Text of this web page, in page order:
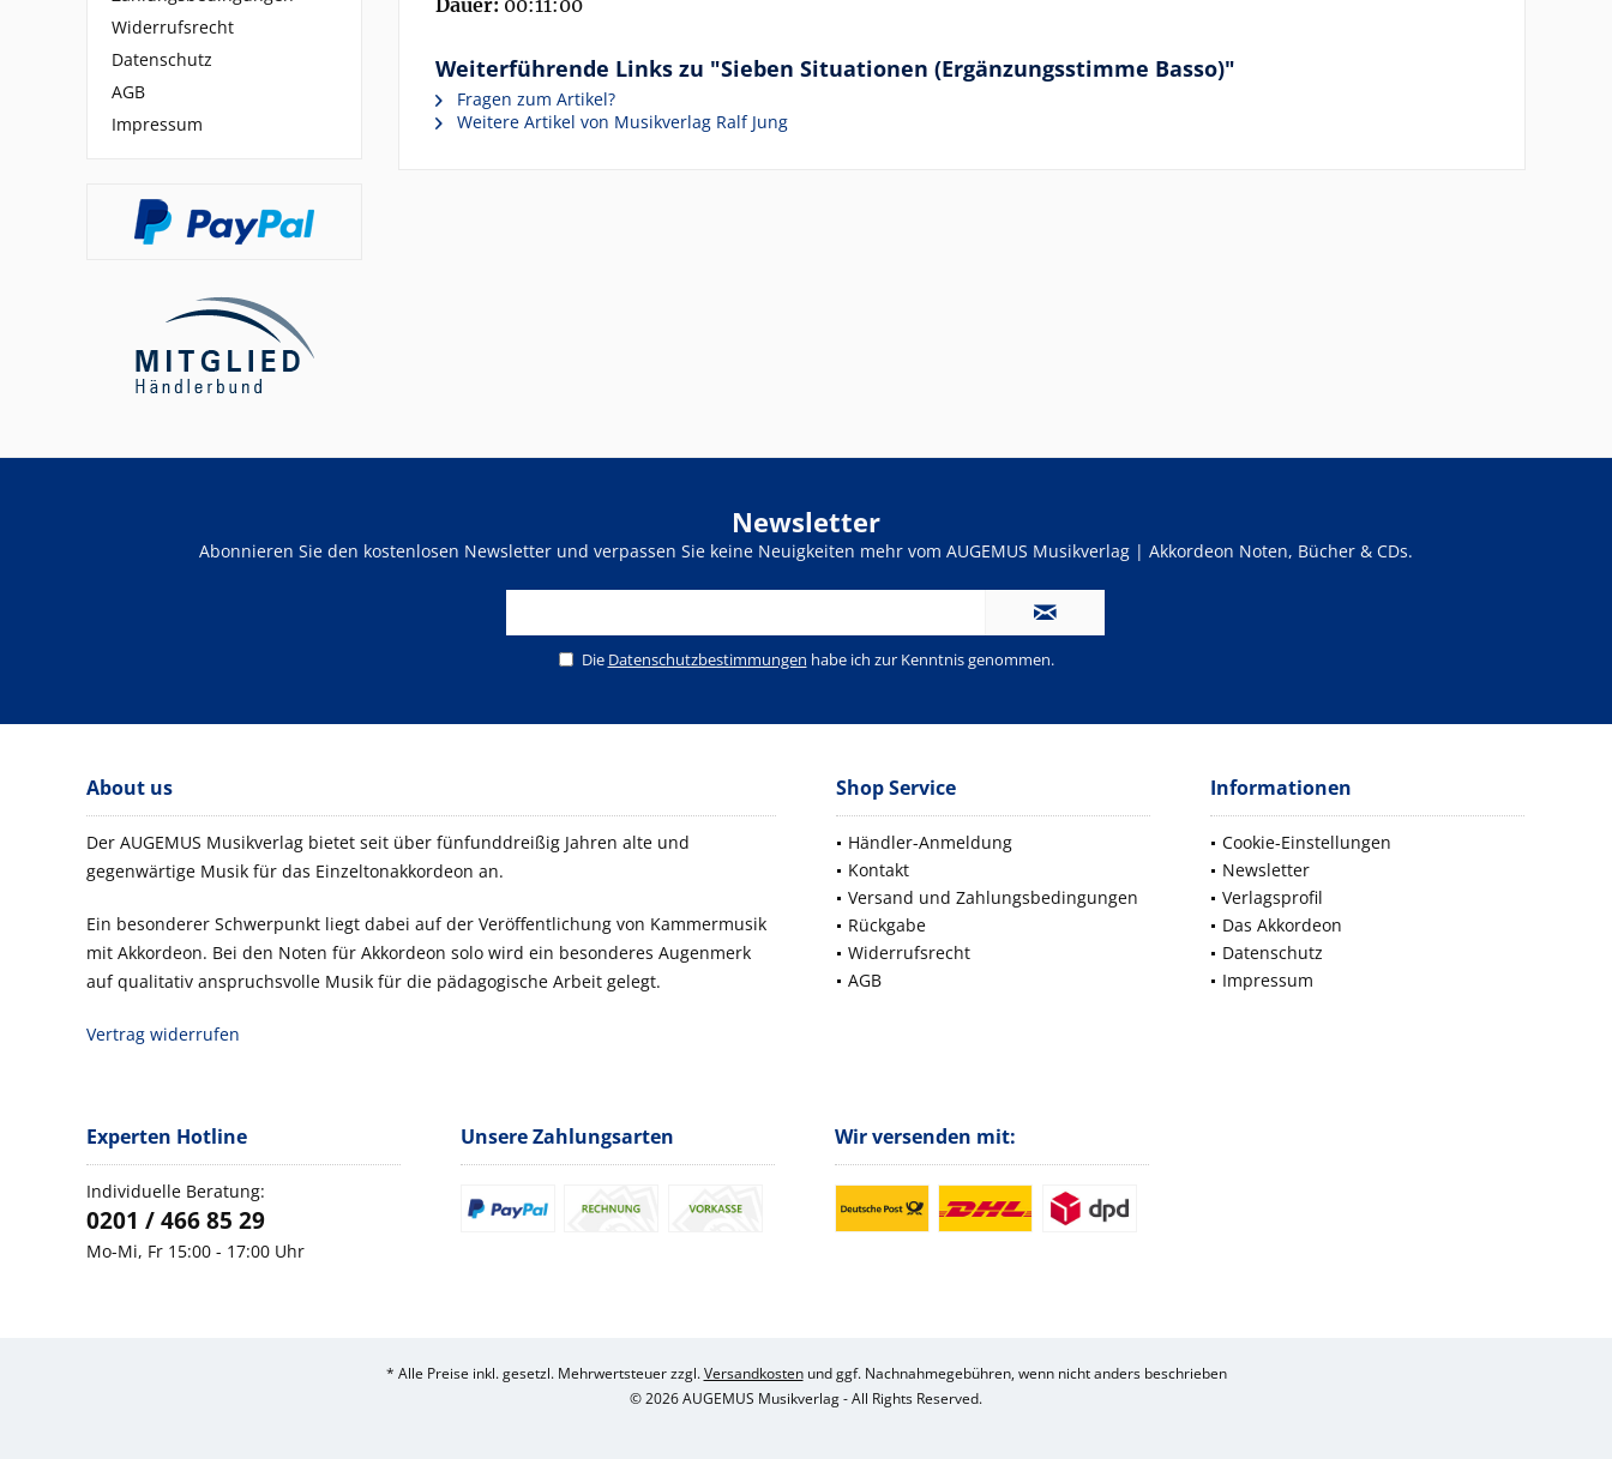
Widerrufsrecht
Datenschutz
AGB
Impressum
Dauer: 00:11:00
Weiterführende Links zu "Sieben Situationen (Ergänzungsstimme Basso)"
Fragen zum Artikel?
Weitere Artikel von Musikverlag Ralf Jung
Newsletter
Abonnieren Sie den kostenlosen Newsletter und verpassen Sie keine Neuigkeiten mehr vom AUGEMUS Musikverlag | Akkordeon Noten, Bücher & CDs.
Die Datenschutzbestimmungen habe ich zur Kenntnis genommen.
About us
Der AUGEMUS Musikverlag bietet seit über fünfunddreißig Jahren alte und
gegenwärtige Musik für das Einzeltonakkordeon an.
Ein besonderer Schwerpunkt liegt dabei auf der Veröffentlichung von Kammermusik
mit Akkordeon. Bei den Noten für Akkordeon solo wird ein besonderes Augenmerk
auf qualitativ anspruchsvolle Musik für die pädagogische Arbeit gelegt.
Vertrag widerrufen
Shop Service
Händler-Anmeldung
Kontakt
Versand und Zahlungsbedingungen
Rückgabe
Widerrufsrecht
AGB
Informationen
Cookie-Einstellungen
Newsletter
Verlagsprofil
Das Akkordeon
Datenschutz
Impressum
Experten Hotline
Individuelle Beratung:
0201 / 466 85 29
Mo-Mi, Fr 15:00 - 17:00 Uhr
Unsere Zahlungsarten Wir versenden mit:
* Alle Preise inkl. gesetzl. Mehrwertsteuer zzgl.Versandkostenund ggf. Nachnahmegebühren, wenn nicht anders beschrieben
© 2026 AUGEMUS Musikverlag - All Rights Reserved.